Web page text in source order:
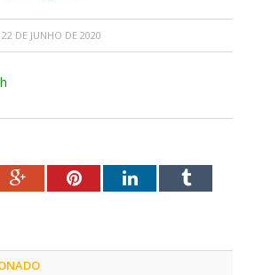
22 DE JUNHO DE 2020
Google+PinterestLinkedInTumblr